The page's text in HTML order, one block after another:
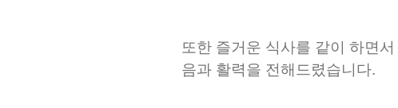
또한 즐거운 식사를 같이 하면서
음과 활력을 전해드렸습니다.